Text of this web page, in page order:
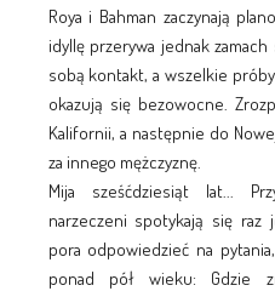
Roya i Bahman zaczynają
idyllę przerywa jednak
sobą kontakt, a wszelkie
okazują się bezowocne.
Kalifornii, a następnie do
za innego mężczyznę.
Mija sześćdziesiąt lat...
narzeczeni spotykają się raz
pora odpowiedzieć na
ponad pół wieku: Gdzie